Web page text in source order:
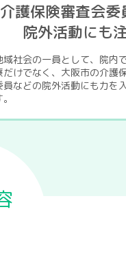
介護保険審査会委
院外活動にも
域社会の一員として、院内
だけでなく、大阪市の介護
員などの院外活動にも力を